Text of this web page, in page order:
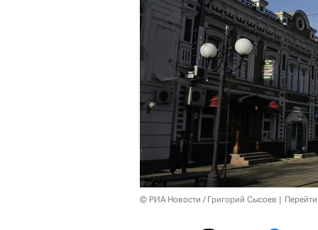
© РИА Новости / Григорий Сысоев